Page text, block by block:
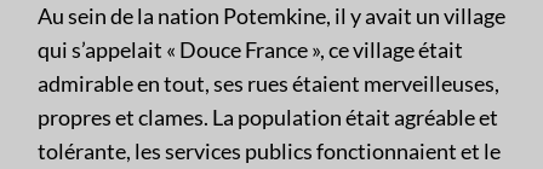
Au sein de la nation Potemkine, il y avait un village
qui s’appelait « Douce France », ce village était
admirable en tout, ses rues étaient merveilleuses,
propres et clames. La population était agréable et
tolérante, les services publics fonctionnaient et le